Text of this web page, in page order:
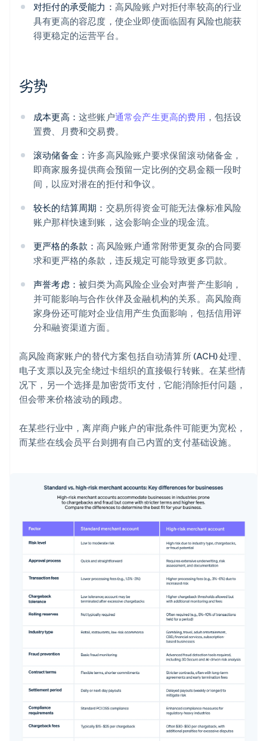
对拒付的承受能力： 高风险账户对拒付率较高的行业
具有更高的容忍度，使企业即使面临固有风险也能获
得更稳定的运营平台。
劣势
成本更高： 这些账户通常会产生更高的费用 ，包括设
置费、月费和交易费。
滚动储备金：许多高风险账户要求保留滚动储备金，
即商家服务提供商会预留一定比例的交易金额一段时
间，以应对潜在的拒付和争议。
较长的结算周期： 交易所得资金可能无法像标准风险
账户那样快速到账，这会影响企业的现金流。
更严格的条款：高风险账户通常附带更复杂的合同要
求和更严格的条款，违反规定可能导致更多罚款。
声誉考虑： 被归类为高风险企业会对声誉产生影响，
并可能影响与合作伙伴及金融机构的关系。高风险商
家身份还可能对企业信用产生负面影响，包括信用评
分和融资渠道方面。
高风险商家账户的替代方案包括自动清算所 (ACH) 处理、
电子支票以及完全绕过卡组织的直接银行转账。在某些情
况下，另一个选择是加密货币支付，它能消除拒付问题，
但会带来价格波动的顾虑。
在某些行业中，离岸商户账户的审批条件可能更为宽松，
而某些在线会员平台则拥有自己内置的支付基础设施。